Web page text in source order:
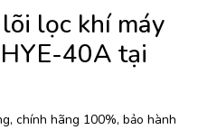
lọc khí máy
40A tại
chính hãng 100%, bảo hành